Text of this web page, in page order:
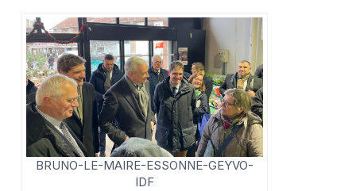
BRUNO-LE-MAIRE-ESSONNE-GEYVO-
IDF